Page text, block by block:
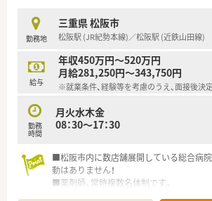
【求人情報について】
■想定年収は400万円から600万円となっ
経験やスキルを十分に考慮した上で面接後
■日曜日と祝日が固定休みであることに加
されており、年間休日は120日と非常に多
■産休や育休の取得実績が豊富にあるだけ
上社宅制度も完備されており、福利厚生が
勤務地
三重県 松阪市
松阪駅 (JR紀勢本線)／松阪駅 (近鉄山田線)
給与
年収450万円～520万円
月給281,250円～343,750円
※就業条件、経験等を考慮のうえ、面接後決定
勤務
時間
月火水木金
08：30～17：30
■松阪市内に数店舗展開している総合病
動はありません！
■薬剤師、常時複数名体制です。